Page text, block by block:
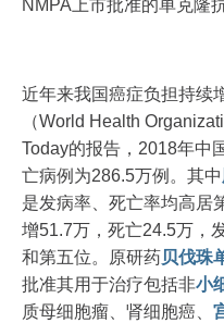
NMPA上市批准的单克隆
近年来我国癌症负担持续
（World Health
Today的报告，2018年中
亡病例为286.5万例。其中
是发病率、死亡率均高居
增51.7万，死亡24.5万，
和第五位。原研药贝伐珠
批准其用于治疗包括非小
质母细胞瘤、肾细胞癌、